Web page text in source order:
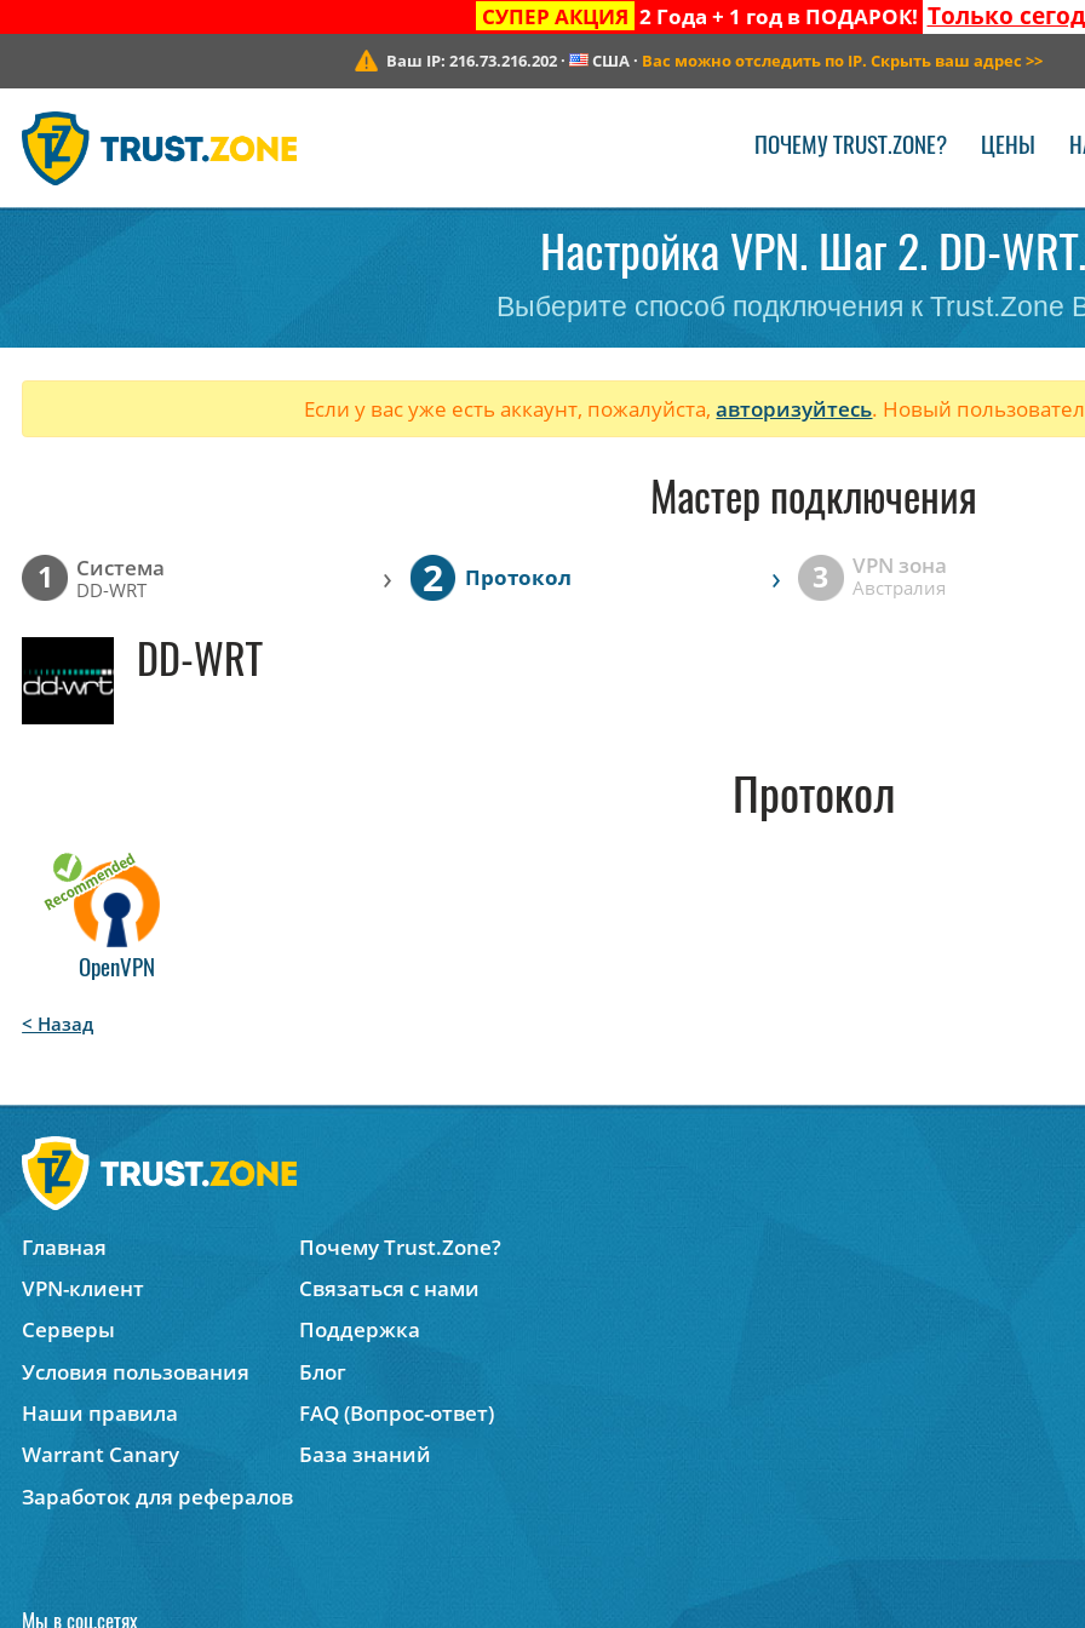
СУПЕР АКЦИЯ 2 Года + 1 год в ПОДАРОК! Только
Ваш IP:216.73.216.202 · США· Вас можно отследить по IP. Скрыть ваш адрес >>
ПОЧЕМУ TRUST.ZONE? ЦЕНЫ
Настройка VPN. Шаг 2. DD-WRT.
Выберите способ подключения к Trust.Zone
Если у вас уже есть аккаунт, пожалуйста,авторизуйтесь. Новый
Мастер подключения
1 Cистема
DD-WRT › 2 Протокол › 3 VPN зона
Австралия
DD-WRT
Протокол
OpenVPN
< Назад
Главная
Почему Trust.Zone?
VPN-клиент
Связаться с нами
Серверы
Поддержка
Условия пользования
Блог
Наши правила
FAQ (Вопрос-ответ)
Warrant Canary
База знаний
Заработок для рефералов
Мы в соц.сетях